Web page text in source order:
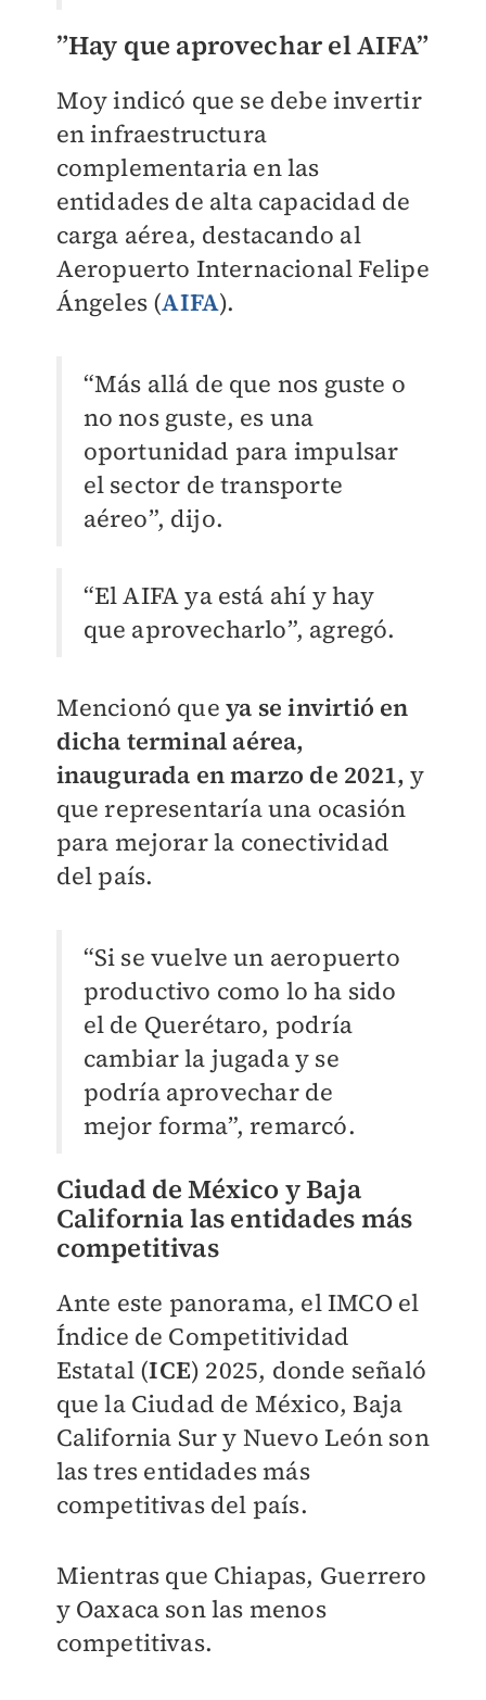
”Hay que aprovechar el AIFA”
Moy indicó que se debe invertir
en infraestructura
complementaria en las
entidades de alta capacidad de
carga aérea, destacando al
Aeropuerto Internacional Felipe
Ángeles (AIFA).
“Más allá de que nos guste o
no nos guste, es una
oportunidad para impulsar
el sector de transporte
aéreo”, dijo.
“El AIFA ya está ahí y hay
que aprovecharlo”, agregó.
Mencionó queya se invirtió en
dicha terminal aérea,
inaugurada en marzo de 2021, y
que representaría una ocasión
para mejorar la conectividad
del país.
“Si se vuelve un aeropuerto
productivo como lo ha sido
el de Querétaro, podría
cambiar la jugada y se
podría aprovechar de
mejor forma”, remarcó.
Ciudad de México y Baja
California las entidades más
competitivas
Ante este panorama, el IMCO el
Índice de Competitividad
Estatal (ICE) 2025, donde señaló
que la Ciudad de México, Baja
California Sur y Nuevo León son
las tres entidades más
competitivas del país.
Mientras que Chiapas, Guerrero
y Oaxaca son las menos
competitivas.